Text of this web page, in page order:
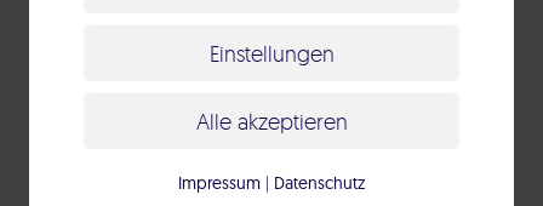
PDS Pharma System 4.0
Einstellungen
Alle akzeptieren
Impressum | Datenschutz